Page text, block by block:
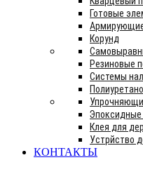
Готовые
Корунд
Резиновые
Системы
Клея для
Устрйство
КОНТАКТЫ